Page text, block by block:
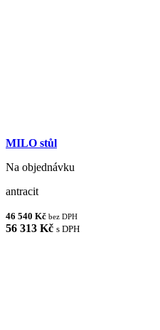
MILO stůl
Na objednávku
antracit
46 540 Kč bez DPH
56 313 Kč s DPH